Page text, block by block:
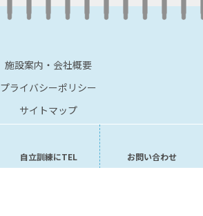
施設案内・会社概要
プライバシーポリシー
サイトマップ
自立訓練にTEL お問い合わせ